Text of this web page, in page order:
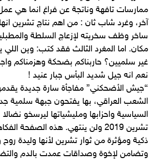
ممارسات تافهة وناتجة عن فراغ انما هي
آخر، وغرد شاب ثان : من اهم نتاج تشرين
ساخر وظف سخريته لإزعاج السلطة
مكان. اما المغرد الثالث فقد كتب: وين اللي
غير سلميين؟ حاربناكم بضحكة وهزمناكم
نعم انه جيل شديد البأس جبار عنيد !
“جيش الأضحكني” مفاجأة سارة جديدة
الشعب العراقي، بها يفتحون جبهة سلمية
السياسية واحزابها ومليشياتها ليرسخو
تشرين 2019 ولن ينتهي. هذه الصفحة
ذكية ومؤثرة من ثوار تشرين لأنها وليدة
وتضامن لإخوة وصداقات عمدت بالدم